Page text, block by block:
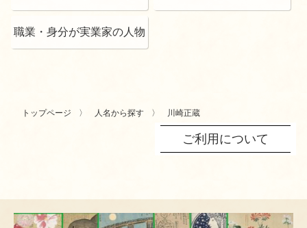
職業・身分が実業家の人物
トップページ 人名から探す 川崎正蔵
ご利用について